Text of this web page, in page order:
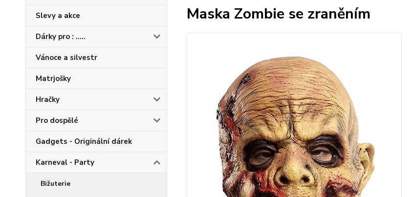
Slevy a akce
Dárky pro : .....
Vánoce a silvestr
Matrjošky
Hračky
Pro dospělé
Gadgets - Originální dárek
Karneval - Party
Bižuterie
Maska Zombie se zraněním